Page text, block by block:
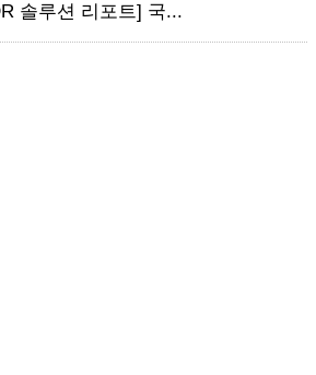
솔루션 리포트] 국...